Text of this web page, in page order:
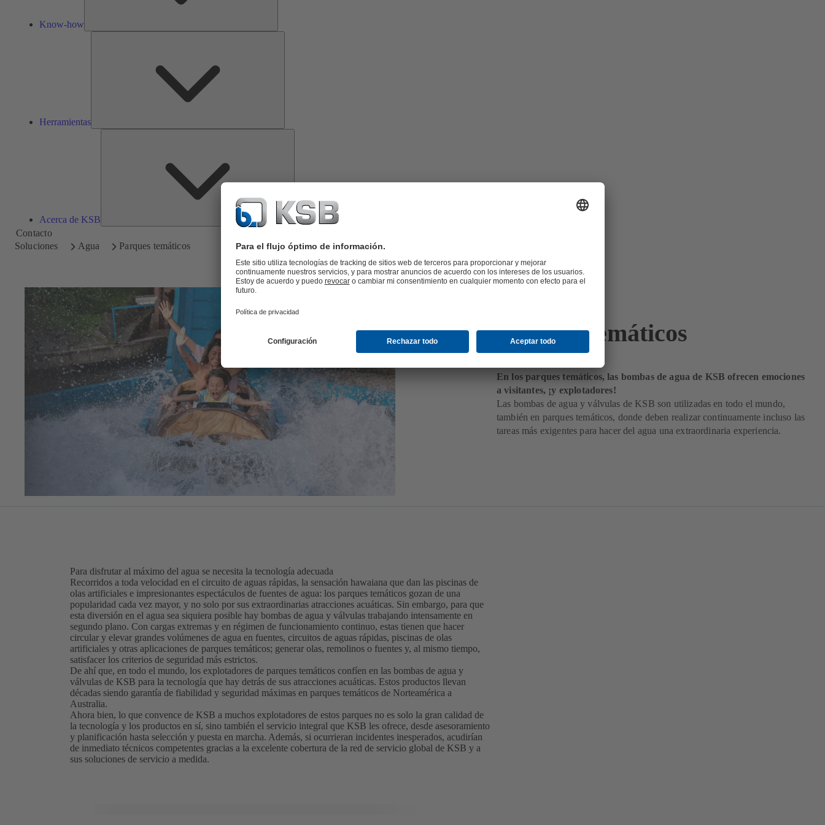
Know-how
Herramientas
Acerca de KSB
Contacto
Soluciones
Agua Parques temáticos
Parques temáticos
En los parques temáticos, las bombas de agua de KSB ofrecen emociones
a visitantes, ¡y explotadores!
Las bombas de agua y válvulas de KSB son utilizadas en todo el mundo,
también en parques temáticos, donde deben realizar continuamente incluso las
tareas más exigentes para hacer del agua una extraordinaria experiencia.
Para disfrutar al máximo del agua se necesita la tecnología adecuada
Recorridos a toda velocidad en el circuito de aguas rápidas, la sensación hawaiana que dan las piscinas de
olas artificiales e impresionantes espectáculos de fuentes de agua: los parques temáticos gozan de una
popularidad cada vez mayor, y no solo por sus extraordinarias atracciones acuáticas. Sin embargo, para que
esta diversión en el agua sea siquiera posible hay bombas de agua y válvulas trabajando intensamente en
segundo plano. Con cargas extremas y en régimen de funcionamiento continuo, estas tienen que hacer
circular y elevar grandes volúmenes de agua en fuentes, circuitos de aguas rápidas, piscinas de olas
artificiales y otras aplicaciones de parques temáticos; generar olas, remolinos o fuentes y, al mismo tiempo,
satisfacer los criterios de seguridad más estrictos.
De ahí que, en todo el mundo, los explotadores de parques temáticos confíen en las bombas de agua y
válvulas de KSB para la tecnología que hay detrás de sus atracciones acuáticas. Estos productos llevan
décadas siendo garantía de fiabilidad y seguridad máximas en parques temáticos de Norteamérica a
Australia.
Ahora bien, lo que convence de KSB a muchos explotadores de estos parques no es solo la gran calidad de
la tecnología y los productos en sí, sino también el servicio integral que KSB les ofrece, desde asesoramiento
y planificación hasta selección y puesta en marcha. Además, si ocurrieran incidentes inesperados, acudirían
de inmediato técnicos competentes gracias a la excelente cobertura de la red de servicio global de KSB y a
sus soluciones de servicio a medida.